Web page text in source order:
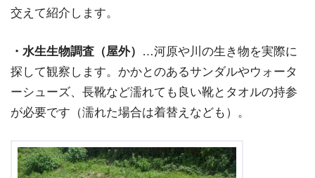
交えて紹介します。
・水生生物調査（屋外）
…河原や川の生き物を実際に
探して観察します。かかとのあるサンダルやウォータ
ーシューズ、長靴など濡れても良い靴とタオルの持参
が必要です（濡れた場合は着替えなども）。